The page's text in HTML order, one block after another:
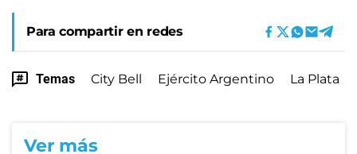
Para compartir en redes
Temas City Bell Ejército Argentino La Plata
Ver más